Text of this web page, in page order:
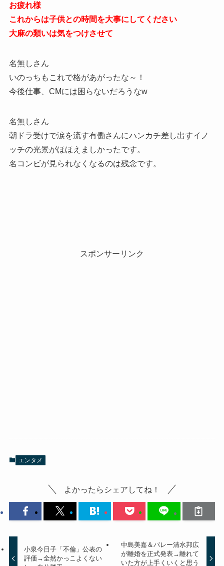
お疲れ様
これからは子供との時間を大事にしてください
大麻の類いは気をつけさせて
名無しさん
いのっちもこれで格があがったな～！
今後仕事、CMには困らないだろうなw
名無しさん
朝ドラ受けで涙を流す有働さんにハンカチ差し出すイノ
ッチの光景がほほえましかったです。
名コンビが見られなくなるのは残念です。
スポンサーリンク
エンタメ
よかったらシェアしてね！
小泉今日子「不倫」公表の
評価→全然かっこよくない
中島美嘉＆バレー清水邦広
が離婚を正式発表→離れて
いた方が上手くいくと思う